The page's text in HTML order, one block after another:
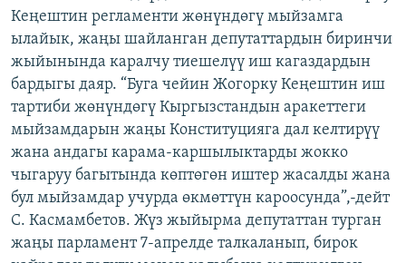
ЭЖЕ-СИҢДИЛЕР
АЗАТТЫК+
ЫҢГАЙСЫЗ СУРООЛОР
ОНЛАЙН ШЕРИНЕ
ЭЕ/АРнун бардык сайттары
Кеңештин регламенти жөнүндөгү мыйзамга
ылайык, жаңы шайланган депутаттардын биринчи
жыйынында каралчу тиешелүү иш кагаздардын
бардыгы даяр. “Буга чейин Жогорку Кеңештин иш
тартиби жөнүндөгү Кыргызстандын аракеттеги
мыйзамдарын жаңы Конституцияга дал келтирүү
жана андагы карама-каршылыктарды жокко
чыгаруу багытында көптөгөн иштер жасалды жана
бул мыйзамдар учурда өкмөттүн кароосунда”,-дейт
С. Касмамбетов. Жүз жыйырма депутаттан турган
жаңы парламент 7-апрелде талкаланып, бирок